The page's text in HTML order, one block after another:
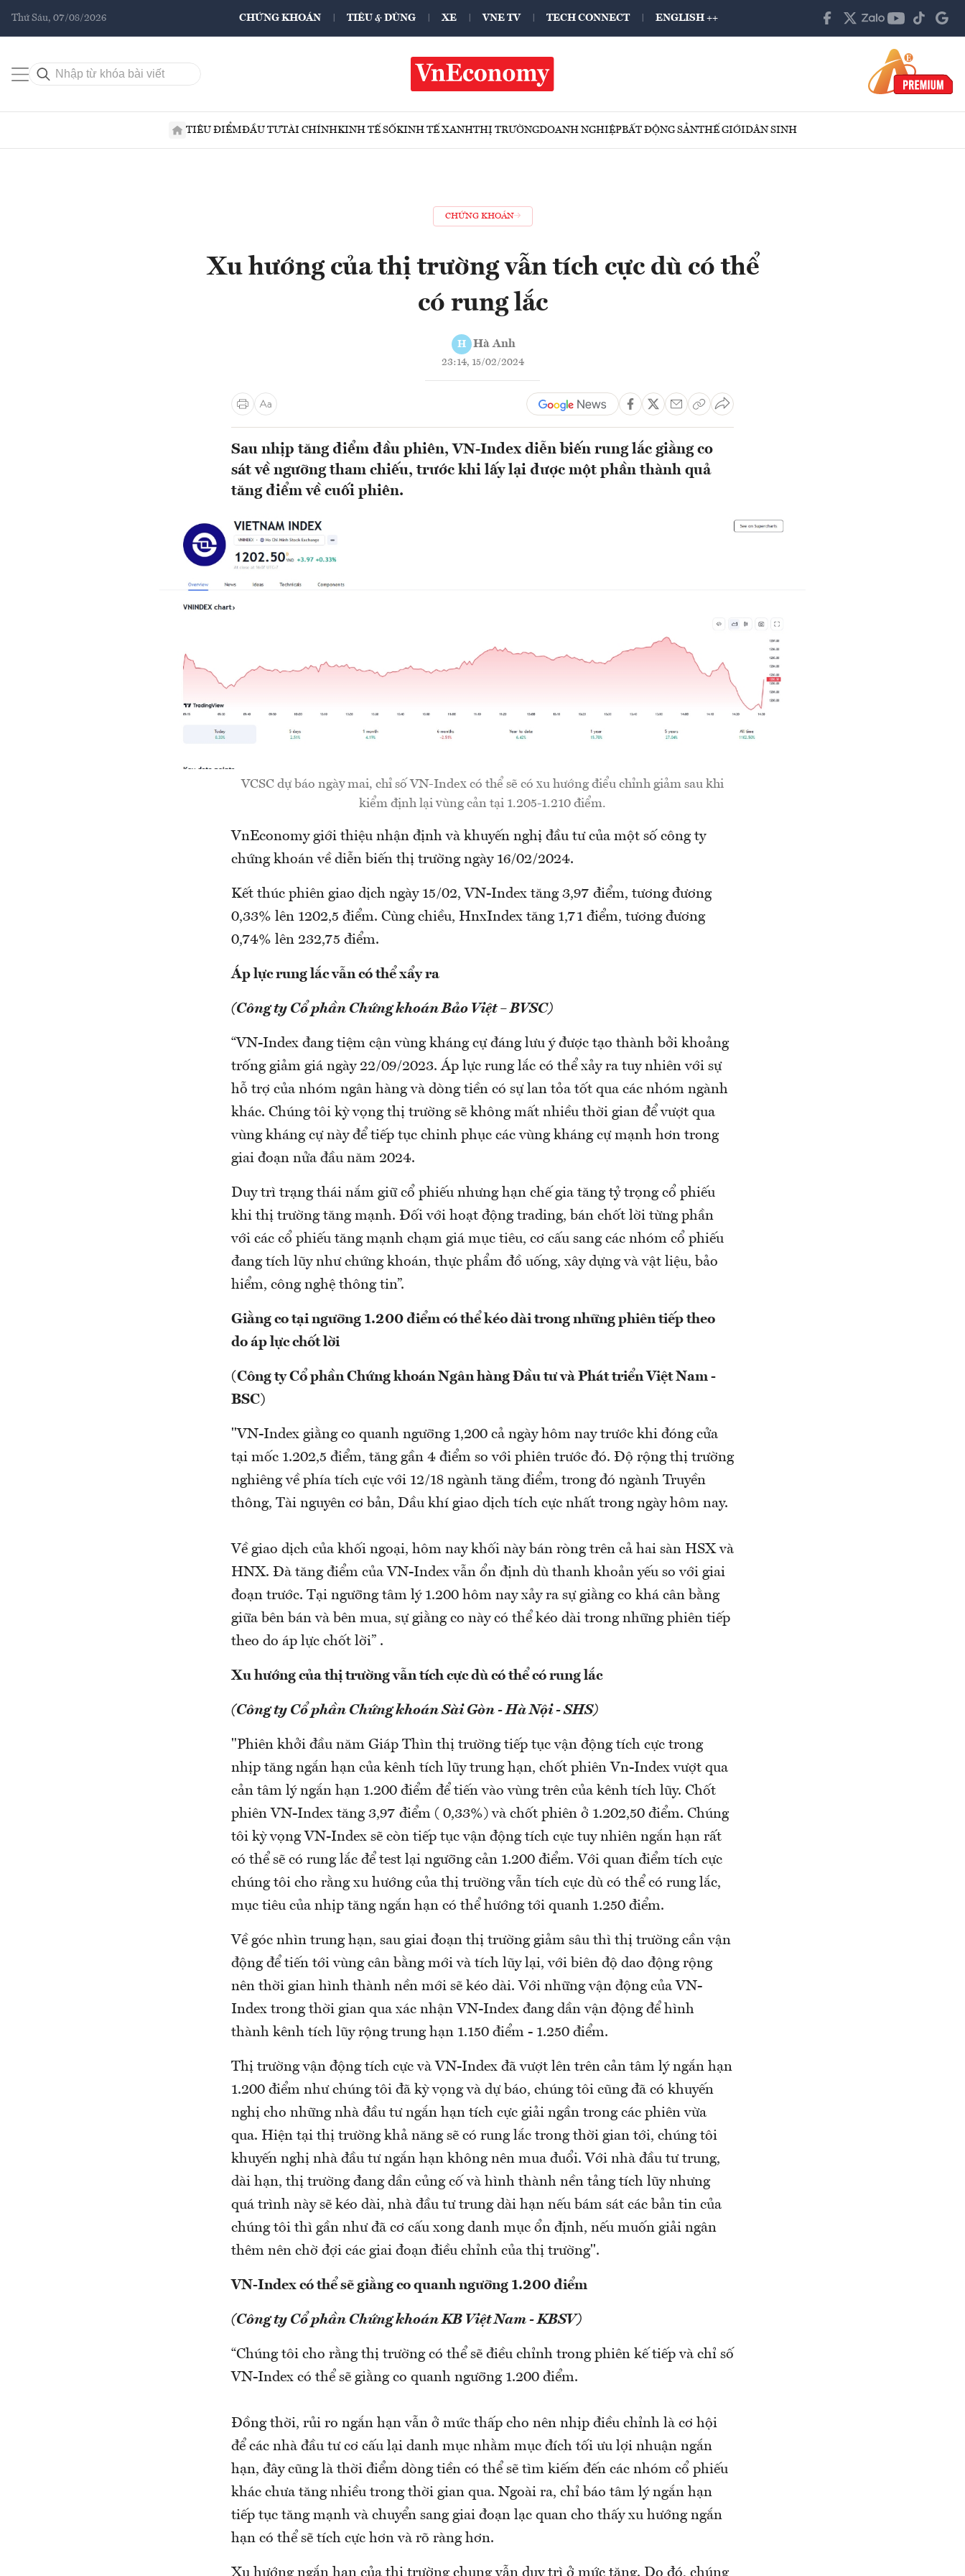
Thứ Sáu, 07/08/2026 CHỨNG KHOÁN TIÊU & DÙNG XE VNE TV TECH CONNECT ENGLISH ++
TIÊU ĐIỂMĐẦU TƯTÀI CHÍNHKINH TẾ SỐKINH TẾ XANHTHỊ TRƯỜNGDOANH NGHIỆPBẤT ĐỘNG SẢNTHẾ GIỚIDÂN SINH
CHỨNG KHOÁN
Xu hướng của thị trường vẫn tích cực dù có thể
có rung lắc
H Hà Anh
23:14, 15/02/2024
Sau nhịp tăng điểm đầu phiên, VN-Index diễn biến rung lắc giằng co
sát về ngưỡng tham chiếu, trước khi lấy lại được một phần thành quả
tăng điểm về cuối phiên.
VCSC dự báo ngày mai, chỉ số VN-Index có thể sẽ có xu hướng điểu chỉnh giảm sau khi
kiểm định lại vùng cản tại 1.205-1.210 điểm.
VnEconomy giới thiệu nhận định và khuyến nghị đầu tư của một số công ty
chứng khoán về diễn biến thị trường ngày 16/02/2024.
Kết thúc phiên giao dịch ngày 15/02, VN-Index tăng 3,97 điểm, tương đương
0,33% lên 1202,5 điểm. Cùng chiều, HnxIndex tăng 1,71 điểm, tương đương
0,74% lên 232,75 điểm.
Áp lực rung lắc vẫn có thể xẩy ra
(Công ty Cổ phần Chứng khoán Bảo Việt – BVSC)
“VN-Index đang tiệm cận vùng kháng cự đáng lưu ý được tạo thành bởi khoảng
trống giảm giá ngày 22/09/2023. Áp lực rung lắc có thể xảy ra tuy nhiên với sự
hỗ trợ của nhóm ngân hàng và dòng tiền có sự lan tỏa tốt qua các nhóm ngành
khác. Chúng tôi kỳ vọng thị trường sẽ không mất nhiều thời gian để vượt qua
vùng kháng cự này để tiếp tục chinh phục các vùng kháng cự mạnh hơn trong
giai đoạn nửa đầu năm 2024.
Duy trì trạng thái nắm giữ cổ phiếu nhưng hạn chế gia tăng tỷ trọng cổ phiếu
khi thị trường tăng mạnh. Đối với hoạt động trading, bán chốt lời từng phần
với các cổ phiếu tăng mạnh chạm giá mục tiêu, cơ cấu sang các nhóm cổ phiếu
đang tích lũy như chứng khoán, thực phẩm đồ uống, xây dựng và vật liệu, bảo
hiểm, công nghệ thông tin”.
Giằng co tại ngưỡng 1.200 điểm có thể kéo dài trong những phiên tiếp theo
do áp lực chốt lời
(Công ty Cổ phần Chứng khoán Ngân hàng Đầu tư và Phát triển Việt Nam -
BSC)
"VN-Index giằng co quanh ngưỡng 1,200 cả ngày hôm nay trước khi đóng cửa
tại mốc 1.202,5 điểm, tăng gần 4 điểm so với phiên trước đó. Độ rộng thị trường
nghiêng về phía tích cực với 12/18 ngành tăng điểm, trong đó ngành Truyền
thông, Tài nguyên cơ bản, Dầu khí giao dịch tích cực nhất trong ngày hôm nay.
Về giao dịch của khối ngoại, hôm nay khối này bán ròng trên cả hai sàn HSX và
HNX. Đà tăng điểm của VN-Index vẫn ổn định dù thanh khoản yếu so với giai
đoạn trước. Tại ngưỡng tâm lý 1.200 hôm nay xảy ra sự giằng co khá cân bằng
giữa bên bán và bên mua, sự giằng co này có thể kéo dài trong những phiên tiếp
theo do áp lực chốt lời” .
Xu hướng của thị trường vẫn tích cực dù có thể có rung lắc
(Công ty Cổ phần Chứng khoán Sài Gòn - Hà Nội - SHS)
"Phiên khởi đầu năm Giáp Thìn thị trường tiếp tục vận động tích cực trong
nhịp tăng ngắn hạn của kênh tích lũy trung hạn, chốt phiên Vn-Index vượt qua
cản tâm lý ngắn hạn 1.200 điểm để tiến vào vùng trên của kênh tích lũy. Chốt
phiên VN-Index tăng 3,97 điểm ( 0,33%) và chốt phiên ở 1.202,50 điểm. Chúng
tôi kỳ vọng VN-Index sẽ còn tiếp tục vận động tích cực tuy nhiên ngắn hạn rất
có thể sẽ có rung lắc để test lại ngưỡng cản 1.200 điểm. Với quan điểm tích cực
chúng tôi cho rằng xu hướng của thị trường vẫn tích cực dù có thể có rung lắc,
mục tiêu của nhịp tăng ngắn hạn có thể hướng tới quanh 1.250 điểm.
Về góc nhìn trung hạn, sau giai đoạn thị trường giảm sâu thì thị trường cần vận
động để tiến tới vùng cân bằng mới và tích lũy lại, với biên độ dao động rộng
nên thời gian hình thành nền mới sẽ kéo dài. Với những vận động của VN-
Index trong thời gian qua xác nhận VN-Index đang dần vận động để hình
thành kênh tích lũy rộng trung hạn 1.150 điểm - 1.250 điểm.
Thị trường vận động tích cực và VN-Index đã vượt lên trên cản tâm lý ngắn hạn
1.200 điểm như chúng tôi đã kỳ vọng và dự báo, chúng tôi cũng đã có khuyến
nghị cho những nhà đầu tư ngắn hạn tích cực giải ngần trong các phiên vừa
qua. Hiện tại thị trường khả năng sẽ có rung lắc trong thời gian tới, chúng tôi
khuyến nghị nhà đầu tư ngắn hạn không nên mua đuổi. Với nhà đầu tư trung,
dài hạn, thị trường đang dần củng cố và hình thành nền tảng tích lũy nhưng
quá trình này sẽ kéo dài, nhà đầu tư trung dài hạn nếu bám sát các bản tin của
chúng tôi thì gần như đã cơ cấu xong danh mục ổn định, nếu muốn giải ngân
thêm nên chờ đợi các giai đoạn điều chỉnh của thị trường".
VN-Index có thể sẽ giằng co quanh ngưỡng 1.200 điểm
(Công ty Cổ phần Chứng khoán KB Việt Nam - KBSV)
“Chúng tôi cho rằng thị trường có thể sẽ điều chỉnh trong phiên kế tiếp và chỉ số
VN-Index có thể sẽ giằng co quanh ngưỡng 1.200 điểm.
Đồng thời, rủi ro ngắn hạn vẫn ở mức thấp cho nên nhịp điều chỉnh là cơ hội
để các nhà đầu tư cơ cấu lại danh mục nhằm mục đích tối ưu lợi nhuận ngắn
hạn, đây cũng là thời điểm dòng tiền có thể sẽ tìm kiếm đến các nhóm cổ phiếu
khác chưa tăng nhiều trong thời gian qua. Ngoài ra, chỉ báo tâm lý ngắn hạn
tiếp tục tăng mạnh và chuyển sang giai đoạn lạc quan cho thấy xu hướng ngắn
hạn có thể sẽ tích cực hơn và rõ ràng hơn.